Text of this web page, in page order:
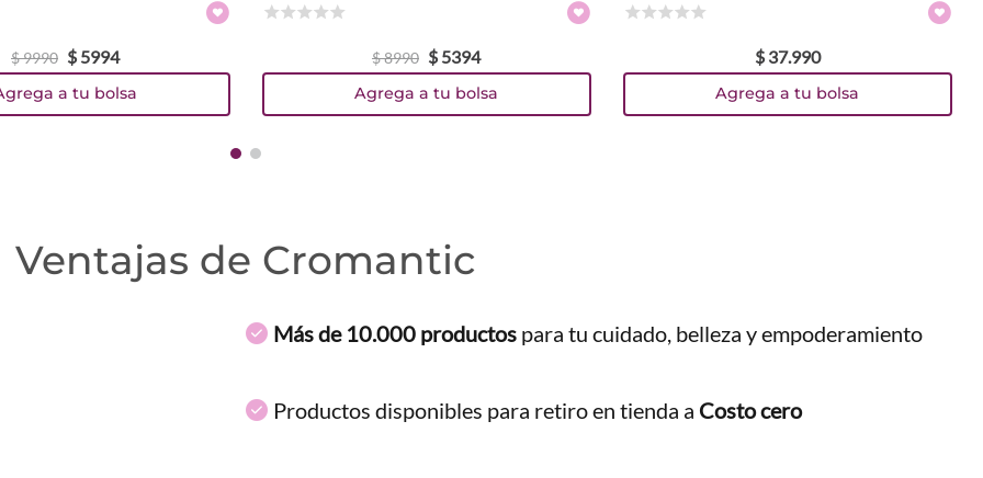
$9990 $ 5994
a tu bolsa
$8990 $ 5394
Agrega a tu bolsa
$ 37.990
Agrega a tu bolsa
Ventajas de Cromantic
Más de 10.000 productos para tu cuidado, belleza y empoderamiento
Productos disponibles para retiro en tienda a Costo cero